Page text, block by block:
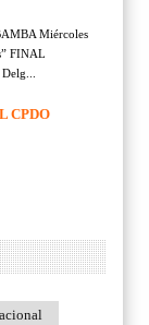
Miércoles
FINAL
CPDO